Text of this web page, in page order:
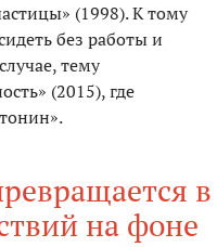
(1998). К тому
без работы и
тему
(2015), где
в
на фоне